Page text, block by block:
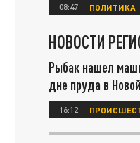
08:47 ПОЛИТИКА
НОВОСТИ
Рыбак нашел
дне пруда в
16:12